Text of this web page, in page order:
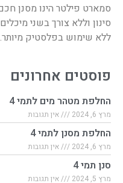
סמארט פילטר הינו מסנן
סינון וללא צורך בשני
ללא שימוש בפלסטיק
פוסטים אחרונים
החלפת מטהר מים לתמי 4
מרץ 6, 2024 אין תגובות
החלפת מסנן לתמי 4
מרץ 6, 2024 אין תגובות
סנן תמי 4
מרץ 5, 2024 אין תגובות